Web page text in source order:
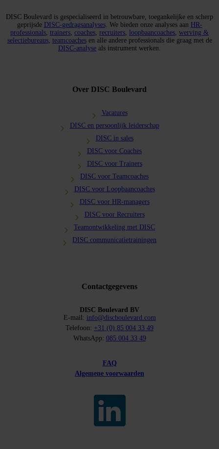
DISC Boulevard is gespecialiseerd in betrouwbare, toegankelijke en scherp
geprijsde DISC-gedragsanalyses. We bieden onze analyses aan HR-
professionals, trainers, coaches, recruiters, loopbaancoaches, werving &
selectiebureaus, teamcoachesen alle andere professionals die graag met de
DISC-analyse als instrument werken.
Over DISC Boulevard
Vacatures
DISC en persoonlijk leiderschap
DISC in sales
DISC voor Coaches
DISC voor Trainers
DISC voor Teamcoaches
DISC voor Loopbaancoaches
DISC voor HR-managers
DISC voor Recruiters
Teamontwikkeling met DISC
DISC communicatietrainingen
Contactgegevens
DISC Boulevard BV
E-mail: info@discboulevard.com
Telefoon: +31 (0) 85 004 33 49
WhatsApp: 085 004 33 49
FAQ
Algemene voorwaarden